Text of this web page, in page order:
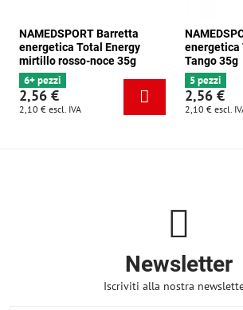
NAMEDSPORT Barretta
energetica Total Energy
mirtillo rosso-noce 35g
6+ pezzi
2,56 €
2,10 € escl. IVA
energetica
Tango 35g
5 pezzi
2,56 €
2,10 € escl.
Newsletter
Iscriviti alla nostra